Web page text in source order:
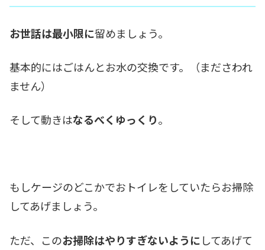
お世話は最小限に留めましょう。
基本的にはごはんとお水の交換です。（まださわれ
ません）
そして動きはなるべくゆっくり。
もしケージのどこかでおトイレをしていたらお掃除
してあげましょう。
ただ、このお掃除はやりすぎないようにしてあげて